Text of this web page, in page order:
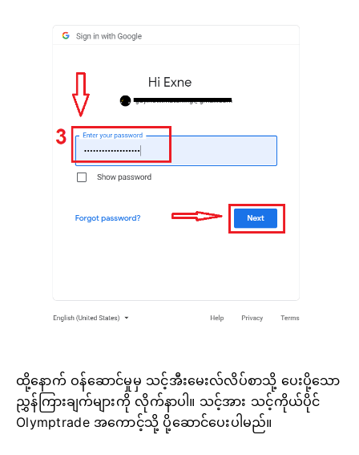
ထို့နောက် ဝန်ဆောင်မှုမှ သင့်အီးမေးလ်လိပ်စာသို့ ပေးပို့သော
ညွှန်ကြားချက်များကို လိုက်နာပါ။ သင့်အား သင့်ကိုယ်ပိုင်
Olymptrade အကောင့်သို့ ပို့ဆောင်ပေးပါမည်။